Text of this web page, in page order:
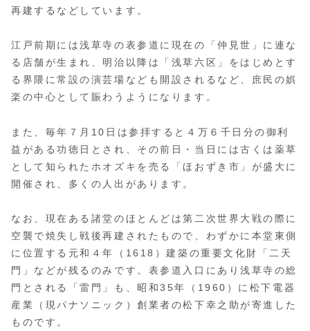
再建するなどしています。
江戸前期には浅草寺の表参道に現在の「仲見世」に連な
る店舗が生まれ、明治以降は「浅草六区」をはじめとす
る界隈に常設の演芸場なども開設されるなど、庶民の娯
楽の中心として賑わうようになります。
また、毎年７月10日は参拝すると４万６千日分の御利
益がある功徳日とされ、その前日・当日には古くは薬草
として知られたホオズキを売る「ほおずき市」が盛大に
開催され、多くの人出があります。
なお、現在ある諸堂のほとんどは第二次世界大戦の際に
空襲で焼失し戦後再建されたもので、わずかに本堂東側
に位置する元和４年（1618）建築の重要文化財「二天
門」などが残るのみです。表参道入口にあり浅草寺の総
門とされる「雷門」も、昭和35年（1960）に松下電器
産業（現パナソニック）創業者の松下幸之助が寄進した
ものです。